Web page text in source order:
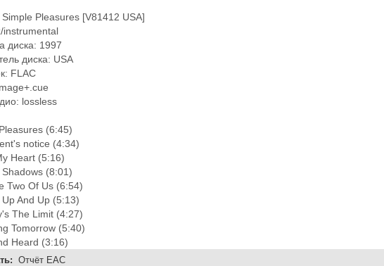
Pleasures [V81412 USA]
диска: 1997
диска: USA
FLAC
lossless
(6:45)
notice (4:34)
Heart (5:16)
(8:01)
Two Of Us (6:54)
And Up (5:13)
The Limit (4:27)
Tomorrow (5:40)
Heard (3:16)
: Отчёт EAC